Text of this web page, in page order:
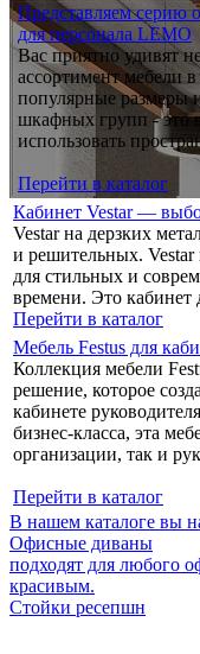
Представляем серию
для персонала LEMO
Вас приятно удивят
ассортимент мебели
популярные размеры
шкафных групп - это
использовать
Перейти в каталог
Кабинет Vestar —
Vestar на дерзких
и решительных.
для стильных и
времени. Это кабинет
Перейти в каталог
Мебель Festus для
Коллекция мебели
решение, которое
кабинете
бизнес-класса, эта
организации, так и
Перейти в каталог
В нашем каталоге вы
Офисные диваны
подходят для любого
красивым.
Стойки ресепшн